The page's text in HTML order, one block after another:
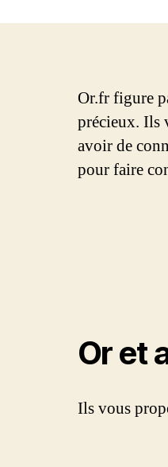
Or.fr figure
précieux. Ils
avoir de
pour faire
Or et
Ils vous